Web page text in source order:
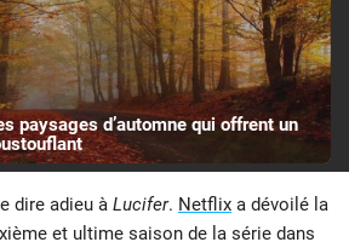
paysages d’automne qui offrent un
dire adieu à Lucifer. Netflix a dévoilé la
et ultime saison de la série dans